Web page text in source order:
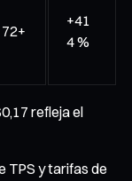
+41
4 %
refleja el
TPS y tarifas de